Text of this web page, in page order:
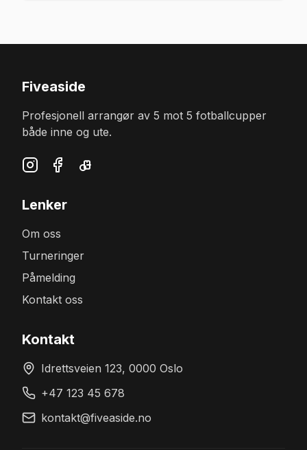
Fiveaside
Profesjonell arrangør av 5 mot 5 fotballcupper
både inne og ute.
Lenker
Om oss
Turneringer
Påmelding
Kontakt oss
Kontakt
Idrettsveien 123, 0000 Oslo
+47 123 45 678
kontakt@fiveaside.no